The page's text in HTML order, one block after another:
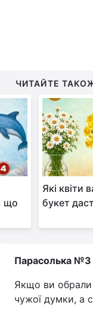
ЧИТАЙТЕ
що
Які квіти
букет
Парасолька №3
Якщо ви обрали
чужої думки, а